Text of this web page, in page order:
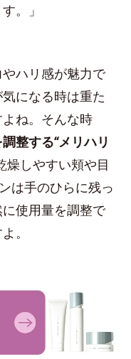
。」
ハリ感が魅力で
になる時は重た
ね。そんな時
整する“メリハリ
燥しやすい頬や目
は手のひらに残っ
使用量を調整で
。